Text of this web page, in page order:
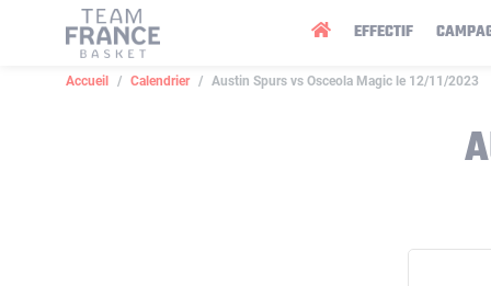
EFFECTIF
Accueil Calendrier Austin Spurs vs Osceola Magic le 12/11/2023
Panneau de gestion des cookies